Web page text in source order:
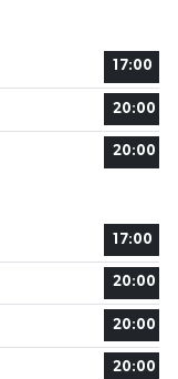
17:00
20:00
20:00
17:00
20:00
20:00
20:00